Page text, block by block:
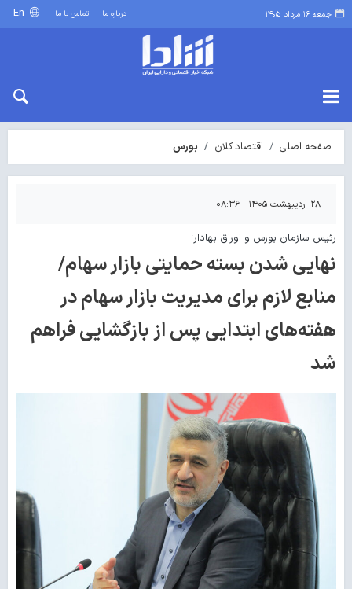
جمعه ۱۶ مرداد ۱۴۰۵ درباره ما تماس با ما
صفحه اصلی اقتصاد کلان بورس
۲۸ اردیبهشت ۱۴۰۵ - ۰۸:۳۶
رئیس سازمان بورس و اوراق بهادار؛
نهایی شدن بسته حمایتی بازار سهام/
منابع لازم برای مدیریت بازار سهام در
هفته‌های ابتدایی پس از بازگشایی فراهم
شد